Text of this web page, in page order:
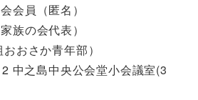
会員（匿名）
族の会代表）
おおさか青年部）
中之島中央公会堂小会議室(3